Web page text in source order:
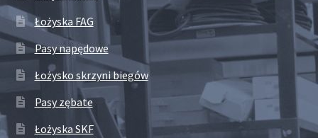
Łożyska FAG
Pasy napędowe
Łożysko skrzyni biegów
Pasy zębate
Łożyska SKF